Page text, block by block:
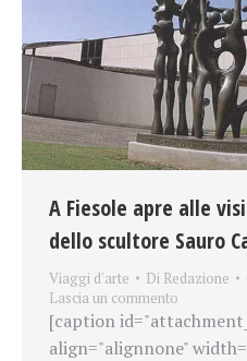
A Fiesole apre alle
dello scultore Sauro
Viaggi d'arte Di Redazione
Lascia un commento
[caption
align="alignnone"